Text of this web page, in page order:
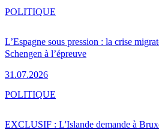
L’Espagne sous pression : la crise
Schengen à l’épreuve
31.07.2026
POLITIQUE
EXCLUSIF : L'Islande demande à
POLITIQUE